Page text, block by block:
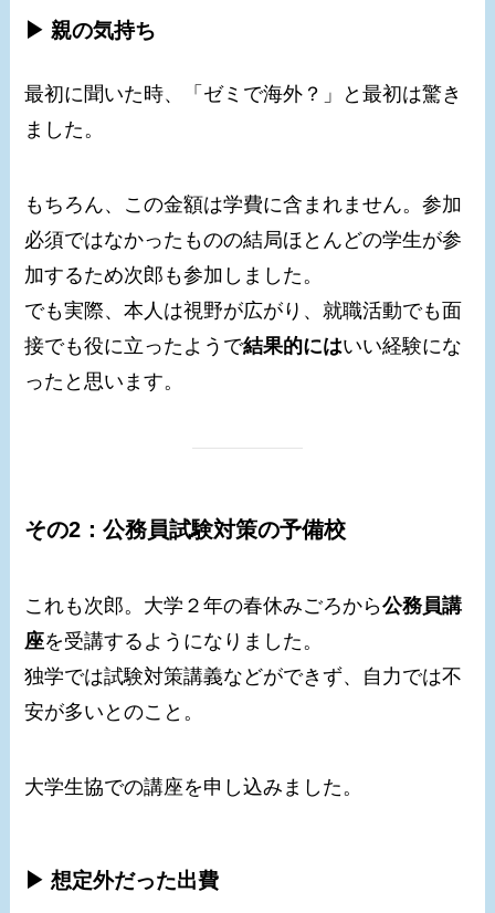
▶ 親の気持ち
最初に聞いた時、「ゼミで海外？」と最初は驚き
ました。
もちろん、この金額は学費に含まれません。参加
必須ではなかったものの結局ほとんどの学生が参
加するため次郎も参加しました。
でも実際、本人は視野が広がり、就職活動でも面
接でも役に立ったようで結果的にはいい経験にな
ったと思います。
その2：公務員試験対策の予備校
これも次郎。大学２年の春休みごろから公務員講
座を受講するようになりました。
独学では試験対策講義などができず、自力では不
安が多いとのこと。
大学生協での講座を申し込みました。
▶ 想定外だった出費